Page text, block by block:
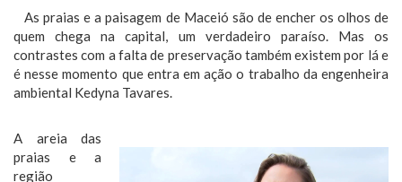
As praias e a paisagem de Maceió são de encher os olhos de
quem chega na capital, um verdadeiro paraíso. Mas os
contrastes com a falta de preservação também existem por lá e
é nesse momento que entra em ação o trabalho da engenheira
ambiental Kedyna Tavares.
A areia das
praias e a
região